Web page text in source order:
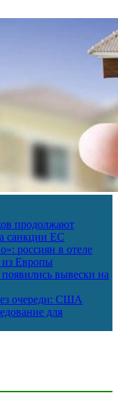
продолжают
санкции ЕС
россиян в отеле
из Европы
вывески на
очереди: США
для